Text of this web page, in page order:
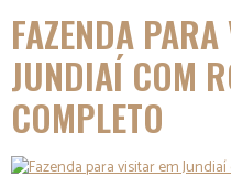
FAZENDA
JUNDIAÍ COM
COMPLETO